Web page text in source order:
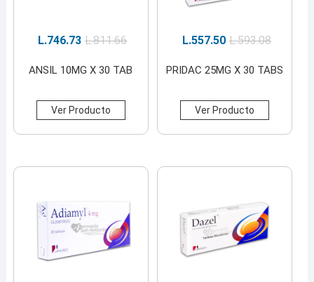
L.811.66
L.746.73
ANSIL 10MG X 30 TAB
Ver Producto
L.593.08
L.557.50
PRIDAC 25MG X 30 TABS
Ver Producto